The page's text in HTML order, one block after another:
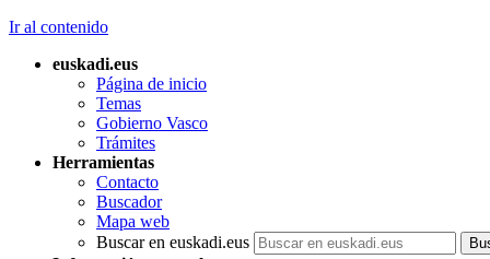
Ir al contenido
euskadi.eus
Página de inicio
Temas
Gobierno Vasco
Trámites
Herramientas
Contacto
Buscador
Mapa web
Buscar en euskadi.eus